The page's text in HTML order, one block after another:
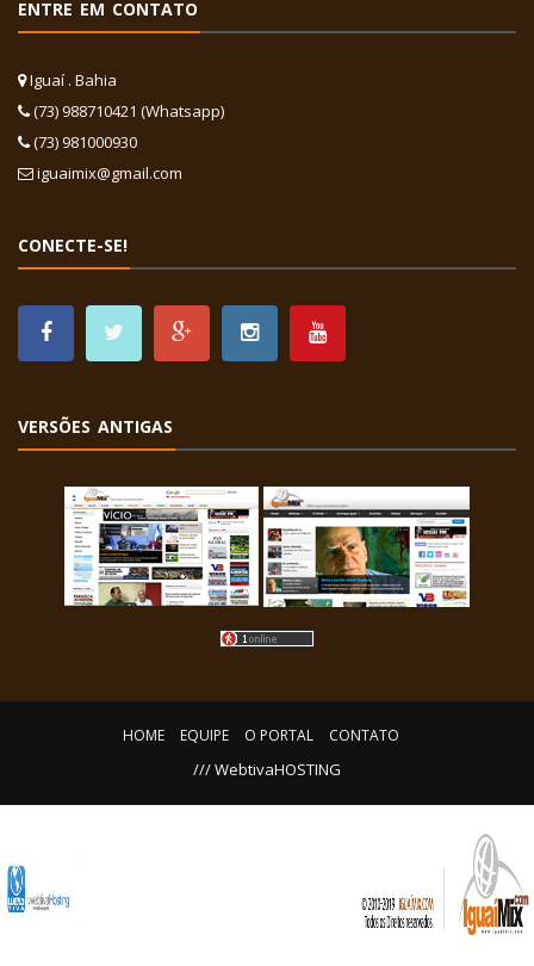
ENTRE EM CONTATO
Iguaí . Bahia
(73) 988710421 (Whatsapp)
(73) 981000930
iguaimix@gmail.com
CONECTE-SE!
VERSÕES ANTIGAS
HOME EQUIPE O PORTAL CONTATO
/// WebtivaHOSTING